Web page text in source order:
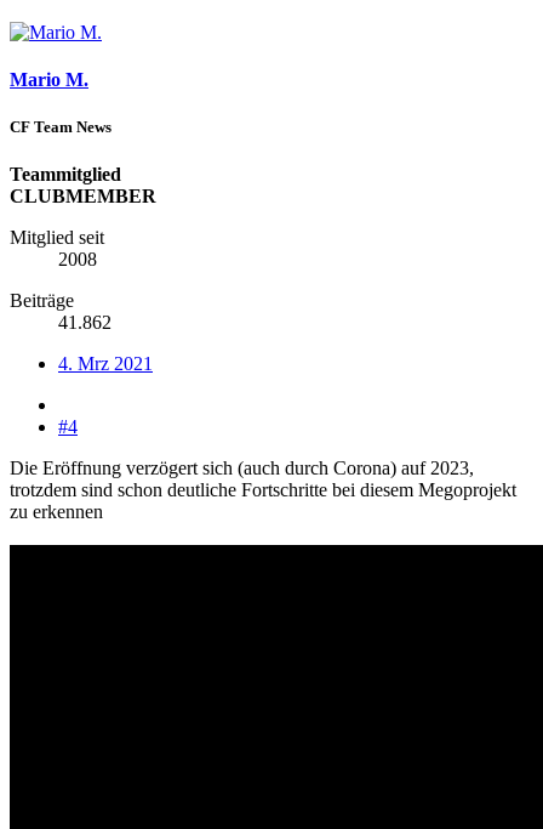
Mario M.
CF Team News
Teammitglied
CLUBMEMBER
Mitglied seit
2008
Beiträge
41.862
4. Mrz 2021
#4
Die Eröffnung verzögert sich (auch durch Corona) auf 2023,
trotzdem sind schon deutliche Fortschritte bei diesem Megoprojekt
zu erkennen